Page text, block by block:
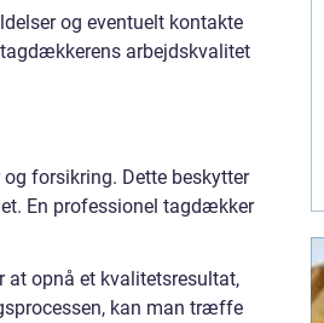
og eventuelt kontakte
arbejdskvalitet
forsikring. Dette beskytter
En professionel tagdækker
at opnå et kvalitetsresultat,
kan man træffe